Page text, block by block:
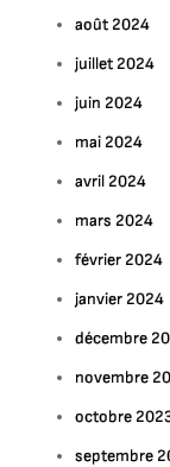
août 2024
juillet 2024
juin 2024
mai 2024
avril 2024
mars 2024
février 2024
janvier 2024
décembre
novembre
octobre
septembre